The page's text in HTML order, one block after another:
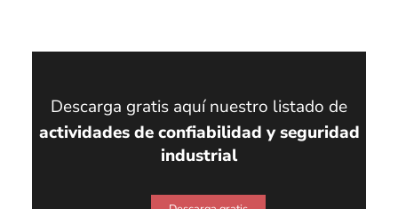
Descarga gratis aquí nuestro listado de
actividades de confiabilidad y seguridad
industrial